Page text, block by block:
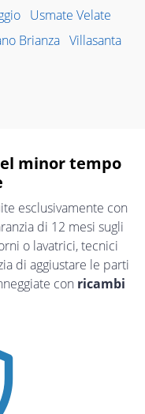
Usmate Velate
Brianza Villasanta
minor tempo
esclusivamente con
di 12 mesi sugli
o lavatrici, tecnici
di aggiustare le parti
con ricambi